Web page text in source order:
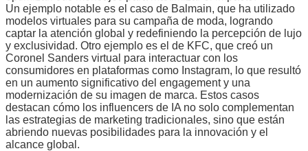
Un ejemplo notable es el caso de Balmain, que ha utilizado
modelos virtuales para su campaña de moda, logrando
captar la atención global y redefiniendo la percepción de lujo
y exclusividad. Otro ejemplo es el de KFC, que creó un
Coronel Sanders virtual para interactuar con los
consumidores en plataformas como Instagram, lo que resultó
en un aumento significativo del engagement y una
modernización de su imagen de marca. Estos casos
destacan cómo los influencers de IA no solo complementan
las estrategias de marketing tradicionales, sino que están
abriendo nuevas posibilidades para la innovación y el
alcance global.